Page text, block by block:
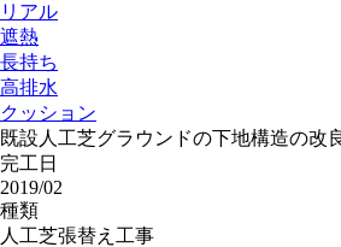
リアル
遮熱
長持ち
高排水
クッション
既設人工芝グラウンドの下地構造の改
完工日
2019/02
種類
人工芝張替え工事